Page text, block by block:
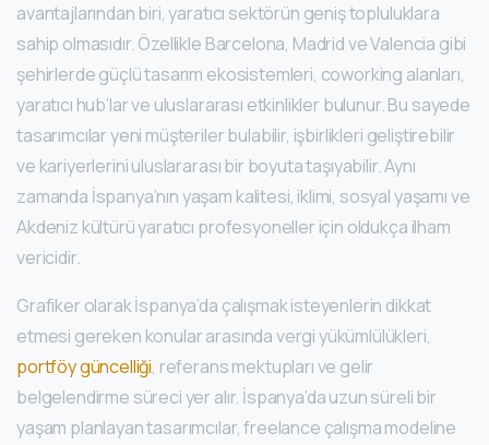
avantajlarından biri, yaratıcı sektörün geniş topluluklara
sahip olmasıdır. Özellikle Barcelona, Madrid ve Valencia gibi
şehirlerde güçlü tasarım ekosistemleri, coworking alanları,
yaratıcı hub’lar ve uluslararası etkinlikler bulunur. Bu sayede
tasarımcılar yeni müşteriler bulabilir, işbirlikleri geliştirebilir
ve kariyerlerini uluslararası bir boyuta taşıyabilir. Aynı
zamanda İspanya’nın yaşam kalitesi, iklimi, sosyal yaşamı ve
Akdeniz kültürü yaratıcı profesyoneller için oldukça ilham
vericidir.
Grafiker olarak İspanya’da çalışmak isteyenlerin dikkat
etmesi gereken konular arasında vergi yükümlülükleri,
portföy güncelliği, referans mektupları ve gelir
belgelendirme süreci yer alır. İspanya’da uzun süreli bir
yaşam planlayan tasarımcılar, freelance çalışma modeline